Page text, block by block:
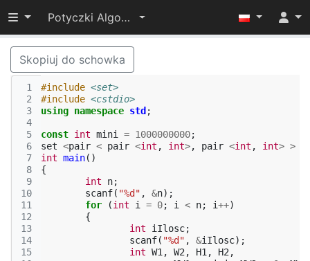
Przełącz widoczność menu
Potyczki Algorytmiczne 2014
Skopiuj do schowka
1
2
3
4
5
6
7
8
9
10
11
12
13
14
15
#include <set>
#include <cstdio>
using namespace std ;
const int mini = 1000000000;
set <pair < pair <int , int>, pair <int , int> >
int main()
{
int
n;
scanf( "%d" , &n);
for
(int i = 0; i < n; i++)
{
int
iIlosc;
scanf( "%d" , &iIlosc);
int W1 , W2 , H1 , H2 ,